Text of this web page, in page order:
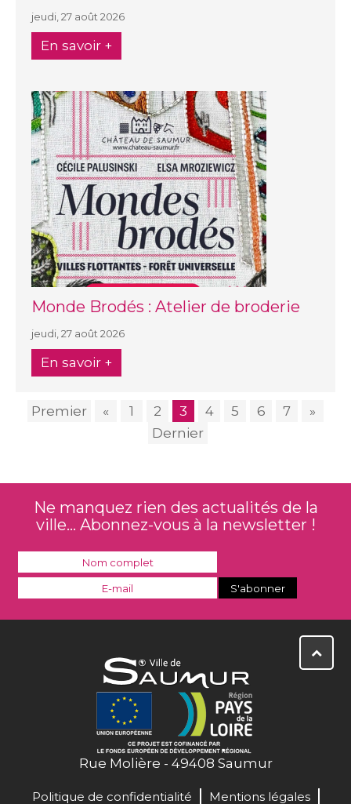
jeudi, 27 août 2026
En savoir +
Monde Brodés : Atelier de broderie
jeudi, 27 août 2026
En savoir +
Premier « 1 2 3 4 5 6 7
»
Dernier
Ne manquez rien des actualités de la
ville... Abonnez-vous à la newsletter !
Rue Molière - 49408 Saumur
Politique de confidentialité Mentions légales